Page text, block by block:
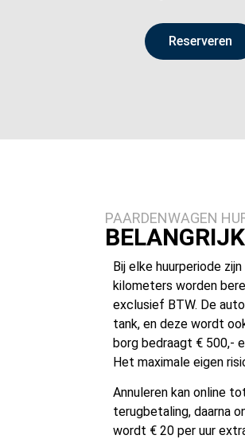
Reserveren
PAARDENWAGEN
Bij elke huurperiode
kilometers worden
exclusief BTW. De
tank, en deze wordt
borg bedraagt € 500,-
Het maximale eigen
Annuleren kan online
terugbetaling, daarna
wordt € 20 per uur